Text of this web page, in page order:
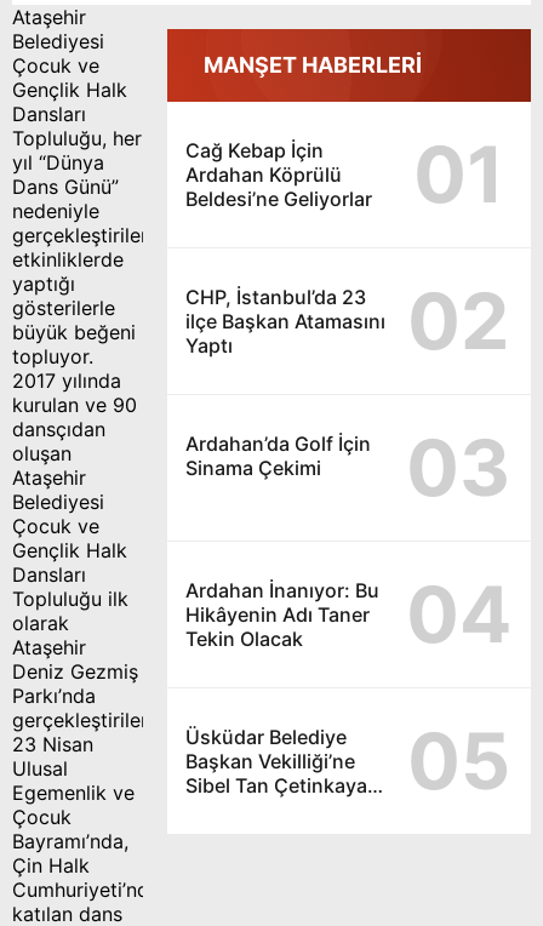
Ataşehir
Belediyesi
Çocuk ve
Gençlik Halk
Dansları
Topluluğu, her
yıl “Dünya
Dans Günü”
nedeniyle
gerçekleştirilen
etkinliklerde
yaptığı
gösterilerle
büyük beğeni
topluyor.
2017 yılında
kurulan ve 90
dansçıdan
oluşan
Ataşehir
Belediyesi
Çocuk ve
Gençlik Halk
Dansları
Topluluğu ilk
olarak
Ataşehir
Deniz Gezmiş
Parkı’nda
gerçekleştirilen
23 Nisan
Ulusal
Egemenlik ve
Çocuk
Bayramı’nda,
Çin Halk
Cumhuriyeti’nden
katılan dans
MANŞET HABERLERİ
Cağ Kebap İçin
Ardahan Köprülü
Beldesi’ne Geliyorlar
01
CHP, İstanbul’da 23
ilçe Başkan Atamasını
Yaptı
02
Ardahan’da Golf İçin
Sinama Çekimi
03
Ardahan İnanıyor: Bu
Hikâyenin Adı Taner
Tekin Olacak
04
Üsküdar Belediye
Başkan Vekilliği’ne
Sibel Tan Çetinkaya
05